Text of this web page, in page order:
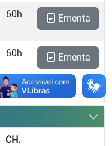
60h Ementa
60h Ementa
CH.